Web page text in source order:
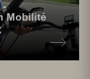
-
Mobilité